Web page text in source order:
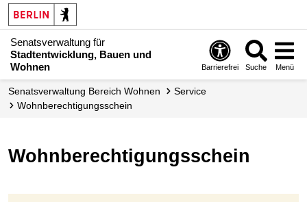
Senatsverwaltung für
Stadtentwicklung, Bauen und
Wohnen
Barrierefrei Suche Menü
Senats­verwaltung Bereich Wohnen
Service
Wohnberechtigungsschein
Wohnberechtigungsschein